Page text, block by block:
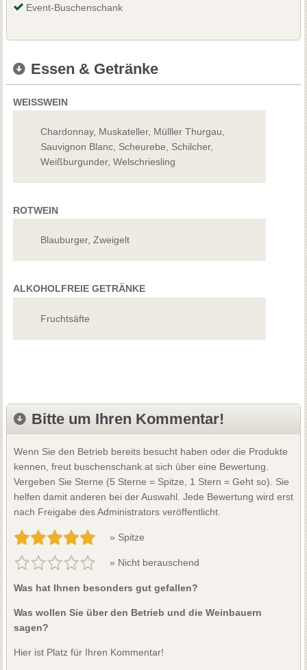
Event-Buschenschank
Essen & Getränke
WEISSWEIN
Chardonnay, Muskateller, Mülller Thurgau,
Sauvignon Blanc, Scheurebe, Schilcher,
Weißburgunder, Welschriesling
ROTWEIN
Blauburger, Zweigelt
ALKOHOLFREIE GETRÄNKE
Fruchtsäfte
Bitte um Ihren Kommentar!
Wenn Sie den Betrieb bereits besucht haben oder die Produkte
kennen, freut buschenschank.at sich über eine Bewertung.
Vergeben Sie Sterne (5 Sterne = Spitze, 1 Stern = Geht so). Sie
helfen damit anderen bei der Auswahl. Jede Bewertung wird erst
nach Freigabe des Administrators veröffentlicht.
» Spitze
» Nicht berauschend
Was hat Ihnen besonders gut gefallen?
Was wollen Sie über den Betrieb und die Weinbauern
sagen?
Hier ist Platz für Ihren Kommentar!